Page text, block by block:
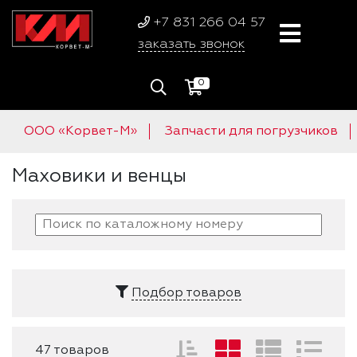
+7 831 266 04 57
заказать звонок
0
ООО «Корвет-М» Запчасти для погрузчиков
Маховики и венцы
Подбор товаров
47 товаров